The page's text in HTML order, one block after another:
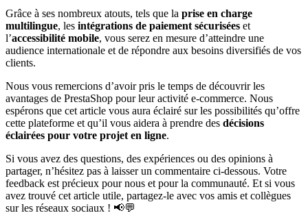
Grâce à ses nombreux atouts, tels que la prise en charge
multilingue, les intégrations de paiement sécurisées et
l’accessibilité mobile, vous serez en mesure d’atteindre une
audience internationale et de répondre aux besoins diversifiés de vos
clients.
Nous vous remercions d’avoir pris le temps de découvrir les
avantages de PrestaShop pour leur activité e-commerce. Nous
espérons que cet article vous aura éclairé sur les possibilités qu’offre
cette plateforme et qu’il vous aidera à prendre des décisions
éclairées pour votre projet en ligne.
Si vous avez des questions, des expériences ou des opinions à
partager, n’hésitez pas à laisser un commentaire ci-dessous. Votre
feedback est précieux pour nous et pour la communauté. Et si vous
avez trouvé cet article utile, partagez-le avec vos amis et collègues
sur les réseaux sociaux ! 📢💬